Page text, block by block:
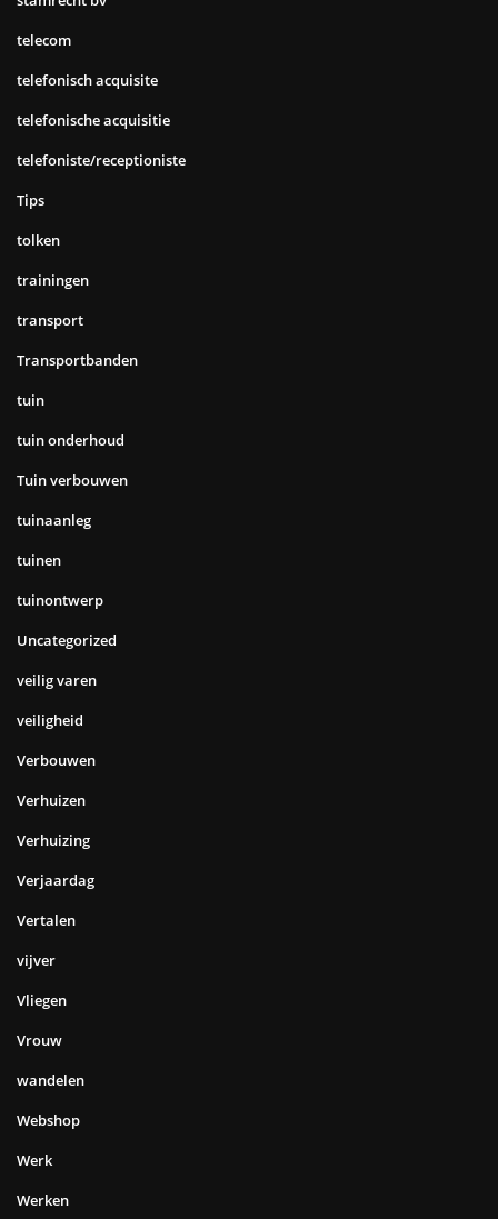
telecom
telefonisch acquisite
telefonische acquisitie
telefoniste/receptioniste
Tips
tolken
trainingen
transport
Transportbanden
tuin
tuin onderhoud
Tuin verbouwen
tuinaanleg
tuinen
tuinontwerp
Uncategorized
veilig varen
veiligheid
Verbouwen
Verhuizen
Verhuizing
Verjaardag
Vertalen
vijver
Vliegen
Vrouw
wandelen
Webshop
Werk
Werken